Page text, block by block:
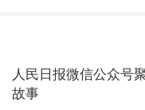
人民日报微信公众号
故事